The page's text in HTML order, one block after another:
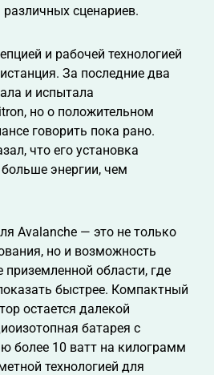
сценариев.
и рабочей технологией
За последние два
и испытала
но о положительном
говорить пока рано.
что его установка
энергии, чем
Avalanche — это не только
но и возможность
приземленной области, где
быстрее. Компактный
остается далекой
батарея с
более 10 ватт на килограмм
технологией для